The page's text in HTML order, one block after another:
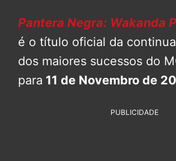
Pantera Negra: Wakanda
é o título oficial da
dos maiores sucessos do
para 11 de Novembro de
PUBLICIDADE